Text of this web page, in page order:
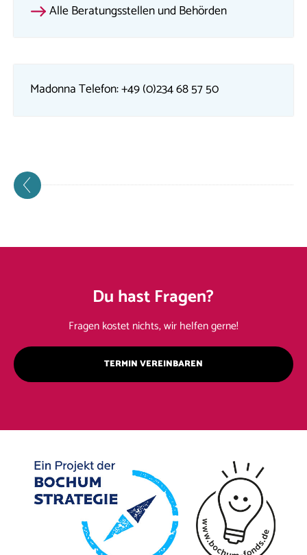
Alle Beratungsstellen und Behörden
Madonna Telefon: +49 (0)234 68 57 50
Du hast Fragen?
Fragen kostet nichts, wir helfen gerne!
TERMIN VEREINBAREN